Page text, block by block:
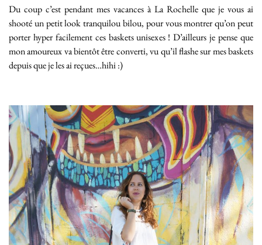
Du coup c’est pendant mes vacances à La Rochelle que je vous ai
shooté un petit look tranquilou bilou, pour vous montrer qu’on peut
porter hyper facilement ces baskets unisexes ! D’ailleurs je pense que
mon amoureux va bientôt être converti, vu qu’il flashe sur mes baskets
depuis que je les ai reçues…hihi :)